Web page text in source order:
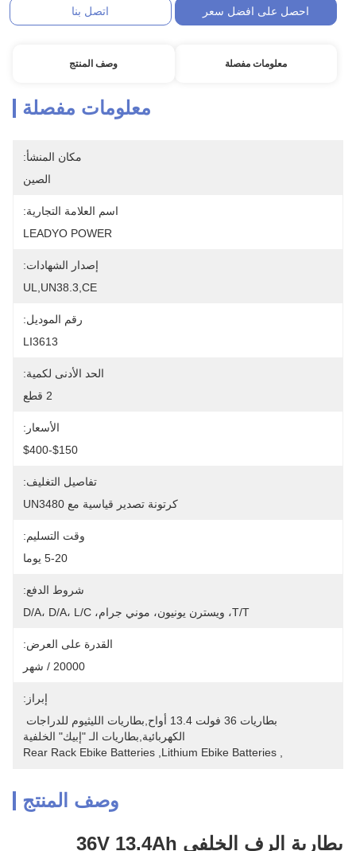
احصل على افضل سعر اتصل بنا
معلومات مفصلة وصف المنتج
معلومات مفصلة
مكان المنشأ:
الصين
اسم العلامة التجارية:
LEADYO POWER
إصدار الشهادات:
UL,UN38.3,CE
رقم الموديل:
LI3613
الحد الأدنى لكمية:
2 قطع
الأسعار:
$150-$400
تفاصيل التغليف:
كرتونة تصدير قياسية مع UN3480
وقت التسليم:
5-20 يوما
شروط الدفع:
T/T، ويسترن يونيون، موني جرام، D/A، D/A، L/C
القدرة على العرض:
20000 / شهر
إبراز:
الكهربائية,بطاريات الـ "إبيك" الخلفية
Lithium Ebike Batteries
Rear Rack Ebike Batteries
وصف المنتج
بطارية الرف الخلفي 36V 13.4Ah